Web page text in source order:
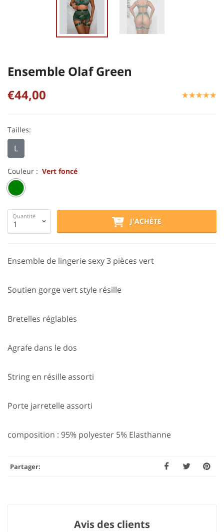
Ensemble Olaf Green
€44,00
☆☆☆☆☆
★★★★★
Tailles:
L
Couleur : Vert foncé
Quantité
J'ACHÈTE
Ensemble de lingerie sexy 3 pièces vert
Soutien gorge vert style résille
Bretelles réglables
Agrafe dans le dos
String en résille assorti
Porte jarretelle assorti
composition : 95% polyester 5% Elasthanne
Partager:
Avis des clients